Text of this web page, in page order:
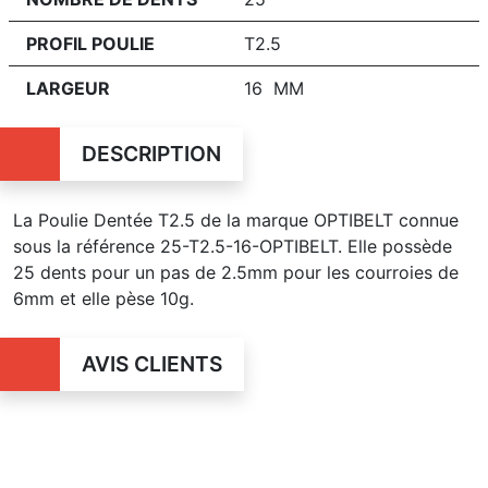
PROFIL POULIE T2.5
LARGEUR 16 MM
DESCRIPTION
La Poulie Dentée T2.5 de la marque OPTIBELT connue
sous la référence 25-T2.5-16-OPTIBELT. Elle possède
25 dents pour un pas de 2.5mm pour les courroies de
6mm et elle pèse 10g.
AVIS CLIENTS